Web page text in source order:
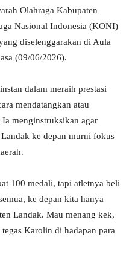
Olahraga Kabupaten
Nasional Indonesia (KONI)
diselenggarakan di Aula
(09/06/2026).
dalam meraih prestasi
mendatangkan atau
menginstruksikan agar
ke depan murni fokus
100 medali, tapi atletnya beli
ke depan kita hanya
Landak. Mau menang kek,
Karolin di hadapan para